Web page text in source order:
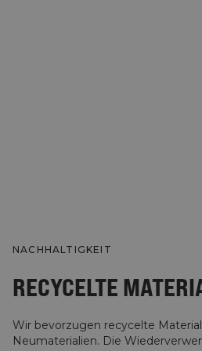
NACHHALTIGKEIT
RECYCELTE
Wir bevorzugen recycelte
Neumaterialien. Die